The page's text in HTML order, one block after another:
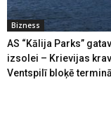
Bizness
AS “Kālija Parks”
izsolei – Krievijas
Ventspilī bloķē